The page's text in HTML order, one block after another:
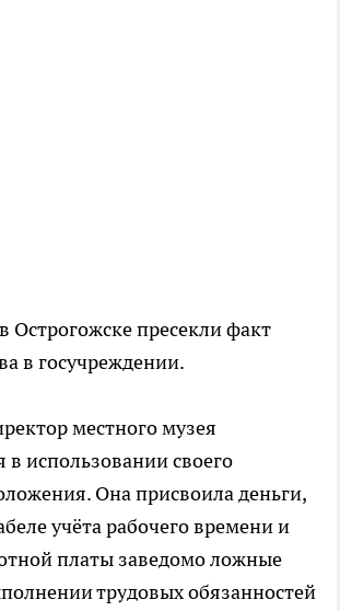
Острогожске пресекли факт
в госучреждении.
местного музея
в использовании своего
Она присвоила деньги,
учёта рабочего времени и
платы заведомо ложные
трудовых обязанностей